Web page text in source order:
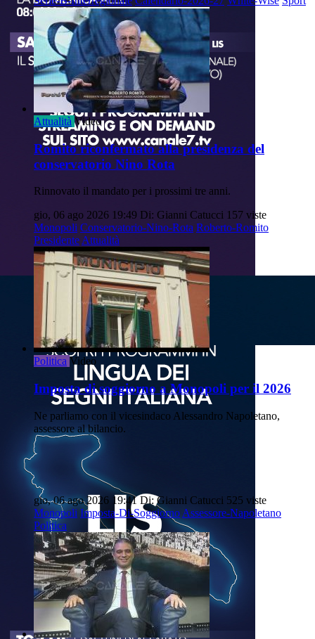
Attualità Video
Romito riconfermato alla presidenza del
conservatorio Nino Rota
Rinnovato il mandato per i prossimi tre anni.
gio, 06 ago 2026 19:49 Di: Gianni Catucci 157 viste
Monopoli Conservatorio-Nino-Rota Roberto-Romito
PresidenteAttualità
Politica Video
Imposta di soggiorno a Monopoli per il 2026
Ne parliamo con il vicesindaco Alessandro Napoletano,
assessore al bilancio.
gio, 06 ago 2026 19:41 Di: Gianni Catucci 525 viste
Monopoli Imposta-Di-Soggiorno Assessore-Napoletano
Politica